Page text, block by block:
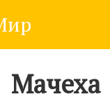
Мачеха